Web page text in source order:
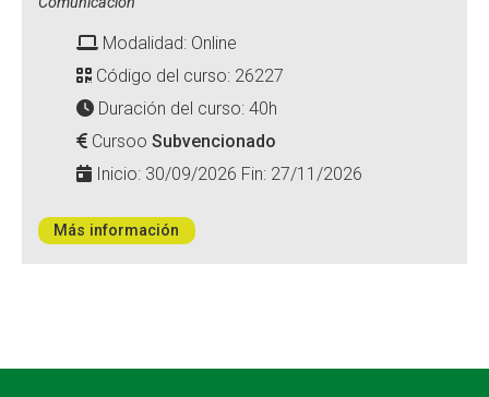
Modalidad: Online
Código del curso: 26227
Duración del curso: 40h
Cursoo Subvencionado
Inicio: 30/09/2026 Fin: 27/11/2026
Más información